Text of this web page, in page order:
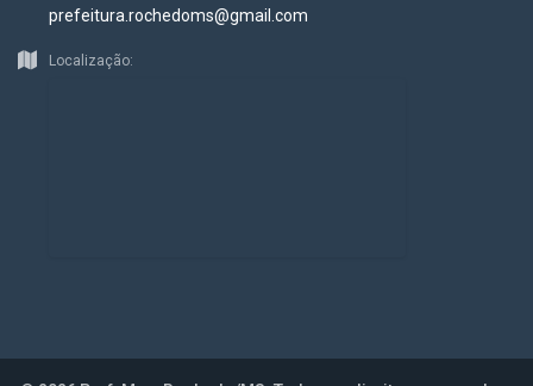
prefeitura.rochedoms@gmail.com
Localização: